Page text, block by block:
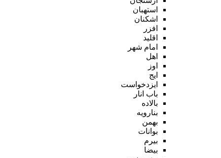
استهبان
اشکنان
افزر
اقلید
امام شهر
اهل
اوز
ایج
ایزدخواست
باب انار
بالاده
بنارویه
بهمن
بوانات
بیرم
بیضا